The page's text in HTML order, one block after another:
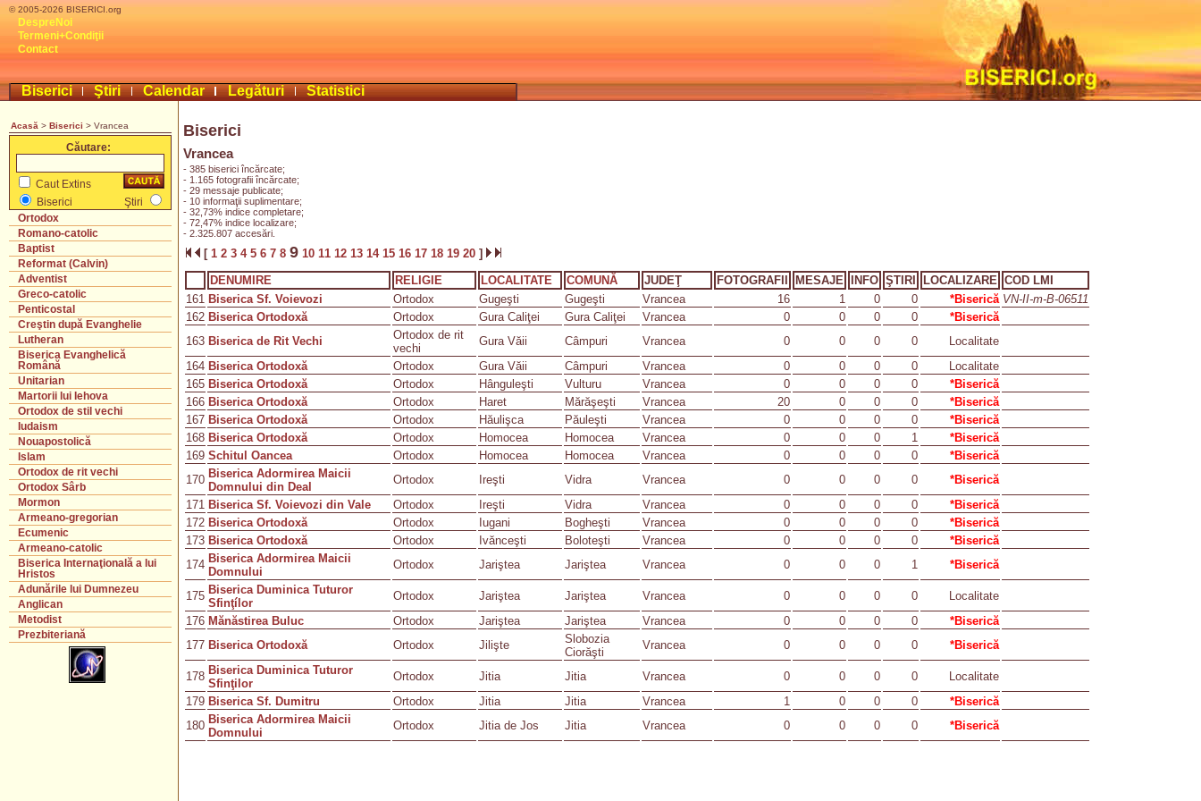
© 2005-2026 BISERICI.org
DespreNoi
Termeni+Condiţii
Contact
Biserici Ştiri Calendar Legături Statistici
Acasă > Biserici > Vrancea
Căutare:
Caut Extins
Biserici
Ştiri
Ortodox
Romano-catolic
Baptist
Reformat (Calvin)
Adventist
Greco-catolic
Penticostal
Creştin după Evanghelie
Lutheran
Biserica Evanghelică
Română
Unitarian
Martorii lui Iehova
Ortodox de stil vechi
Iudaism
Nouapostolică
Islam
Ortodox de rit vechi
Ortodox Sârb
Mormon
Armeano-gregorian
Ecumenic
Armeano-catolic
Biserica Internaţională a lui
Hristos
Adunările lui Dumnezeu
Anglican
Metodist
Prezbiteriană
Biserici
Vrancea
- 385 biserici încărcate;
- 1.165 fotografii încărcate;
- 29 messaje publicate;
- 10 informaţii suplimentare;
- 32,73% indice completare;
- 72,47% indice localizare;
- 2.325.807 accesări.
[1 2 3 4 5 6 7 8 9 10 11 12 13 14 15 16 17 18 19 20 ]
DENUMIRE
RELIGIE LOCALITATE COMUNĂ JUDEŢ FOTOGRAFII MESAJE INFO ŞTIRI LOCALIZARE COD LMI
161 Biserica Sf. Voievozi Ortodox Gugeşti Gugeşti Vrancea 16 1 0 0 *Biserică VN-II-m-B-06511
162 Biserica Ortodoxă Ortodox Gura Caliţei Gura Caliţei Vrancea 0 0 0 0
*Biserică
163 Biserica de Rit Vechi
Ortodox de rit
vechi
Gura Văii Câmpuri Vrancea 0 0 0 0
Localitate
164 Biserica Ortodoxă Ortodox Gura Văii Câmpuri Vrancea 0 0 0 0
Localitate
165 Biserica Ortodoxă Ortodox Hânguleşti Vulturu Vrancea 0 0 0 0
*Biserică
166 Biserica Ortodoxă Ortodox Haret Mărăşeşti Vrancea 20 0 0 0
*Biserică
167 Biserica Ortodoxă Ortodox Hăulişca Păuleşti Vrancea 0 0 0 0
*Biserică
168 Biserica Ortodoxă Ortodox Homocea Homocea Vrancea 0 0 0 1
*Biserică
169 Schitul Oancea Ortodox Homocea Homocea Vrancea 0 0 0 0
*Biserică
170 Biserica Adormirea Maicii
Domnului din Deal
Ortodox Ireşti Vidra Vrancea 0 0 0 0
*Biserică
171 Biserica Sf. Voievozi din Vale Ortodox Ireşti Vidra Vrancea 0 0 0 0
*Biserică
172 Biserica Ortodoxă Ortodox Iugani Bogheşti Vrancea 0 0 0 0
*Biserică
173 Biserica Ortodoxă Ortodox Ivănceşti Boloteşti Vrancea 0 0 0 0
*Biserică
174 Biserica Adormirea Maicii
Domnului
Ortodox Jariştea Jariştea Vrancea 0 0 0 1 *Biserică
175 Biserica Duminica Tuturor
Sfinţílor
Ortodox Jariştea Jariştea Vrancea 0 0 0 0
Localitate
176 Mănăstirea Buluc Ortodox Jariştea Jariştea Vrancea 0 0 0 0
*Biserică
177 Biserica Ortodoxă Ortodox Jilişte
Slobozia
Ciorăşti
Vrancea 0 0 0 0 *Biserică
178 Biserica Duminica Tuturor
Sfinţilor
Ortodox Jitia Jitia Vrancea 0 0 0 0
Localitate
179 Biserica Sf. Dumitru Ortodox Jitia Jitia Vrancea 1 0 0 0
*Biserică
180 Biserica Adormirea Maicii
Domnului
Ortodox Jitia de Jos Jitia Vrancea 0 0 0 0 *Biserică